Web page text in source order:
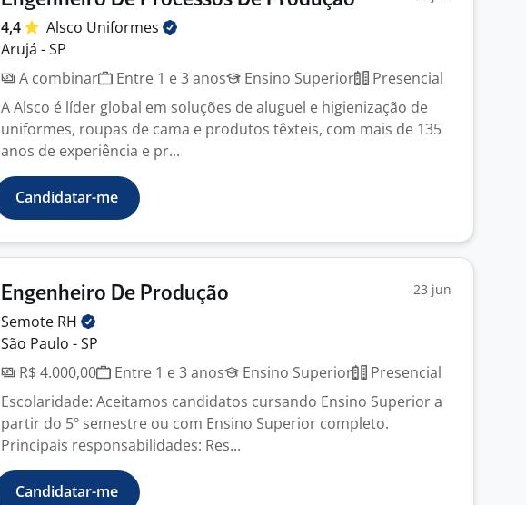
4,4 Alsco Uniformes
Arujá - SP
A combinar
Entre 1 e 3 anos Ensino Superior
Presencial
A Alsco é líder global em soluções de aluguel e higienização de
uniformes, roupas de cama e produtos têxteis, com mais de 135
anos de experiência e pr...
Candidatar-me
Engenheiro De Produção 23 jun
Semote RH
São Paulo - SP
R$ 4.000,00
Entre 1 e 3 anos Ensino Superior
Presencial
Escolaridade: Aceitamos candidatos cursando Ensino Superior a
partir do 5º semestre ou com Ensino Superior completo.
Principais responsabilidades: Res...
Candidatar-me